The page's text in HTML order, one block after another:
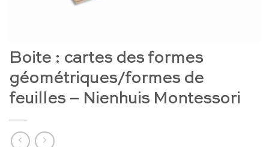
Boite : cartes des formes
géométriques/formes de
feuilles – Nienhuis Montessori